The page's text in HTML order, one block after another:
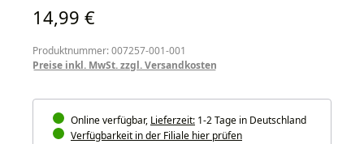
Regulärer Preis:
14,99 €
Produktnummer: 007257-001-001
Preise inkl. MwSt. zzgl. Versandkosten
Online verfügbar, Lieferzeit: 1-2 Tage in Deutschland
Verfügbarkeit in der Filiale hier prüfen